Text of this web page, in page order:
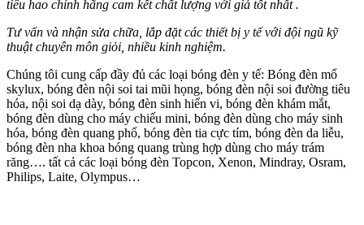
tiêu hao chính hãng cam kết chất lượng với giá tốt nhất .
Tư vấn và nhận sửa chữa, lắp đặt các thiết bị y tế với đội ngũ kỹ
thuật chuyên môn giỏi, nhiều kinh nghiệm.
Chúng tôi cung cấp đầy đủ các loại bóng đèn y tế: Bóng đèn mổ
skylux, bóng đèn nội soi tai mũi họng, bóng đèn nội soi đường tiêu
hóa, nội soi dạ dày, bóng đèn sinh hiển vi, bóng đèn khám mắt,
bóng đèn dùng cho máy chiếu mini, bóng đèn dùng cho máy sinh
hóa, bóng đèn quang phổ, bóng đèn tia cực tím, bóng đèn da liễu,
bóng đèn nha khoa bóng quang trùng hợp dùng cho máy trám
răng…. tất cả các loại bóng đèn Topcon, Xenon, Mindray, Osram,
Philips, Laite, Olympus…